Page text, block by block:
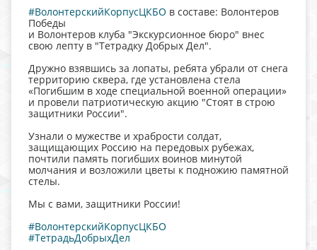
#ВолонтерскийКорпусЦКБО в составе: Волонтеров
Победы
и Волонтеров клуба "Экскурсионное бюро" внес
свою лепту в "Тетрадку Добрых Дел".
Дружно взявшись за лопаты, ребята убрали от снега
территорию сквера, где установлена стела
«Погибшим в ходе специальной военной операции»
и провели патриотическую акцию "Стоят в строю
защитники России".
Узнали о мужестве и храбрости солдат,
защищающих Россию на передовых рубежах,
почтили память погибших воинов минутой
молчания и возложили цветы к подножию памятной
стелы.
Мы с вами, защитники России!
#ВолонтерскийКорпусЦКБО
#ТетрадьДобрыхДел